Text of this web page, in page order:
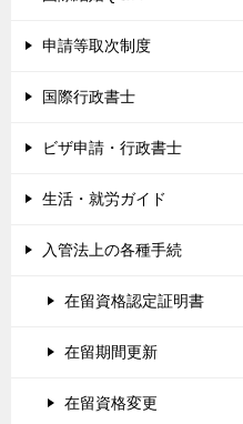
申請等取次制度
国際行政書士
ビザ申請・行政書士
生活・就労ガイド
入管法上の各種手続
在留資格認定証明書
在留期間更新
在留資格変更